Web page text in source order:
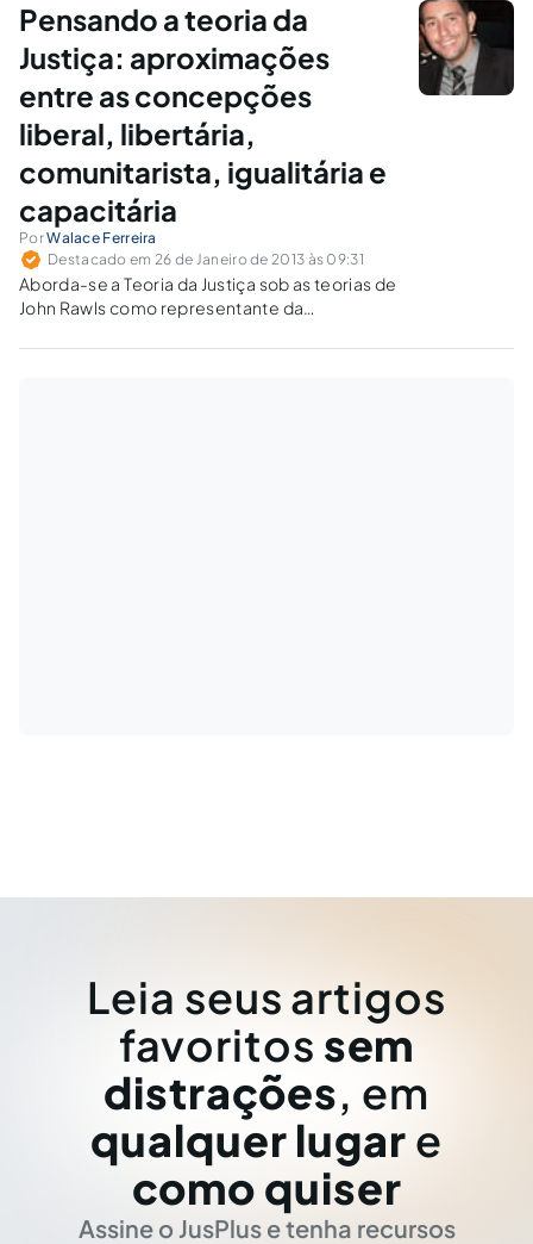
Pensando a teoria da
Justiça: aproximações
entre as concepções
liberal, libertária,
comunitarista, igualitária e
capacitária
PorWalace Ferreira
Destacado em 26 de Janeiro de 2013 às 09:31
Aborda-se a Teoria da Justiça sob as teorias de
John Rawls como representante da
perspectiva libertária, Michael Walzer da
Leia seus artigos
favoritos sem
distrações, em
qualquer lugar e
como quiser
Assine o JusPlus e tenha recursos